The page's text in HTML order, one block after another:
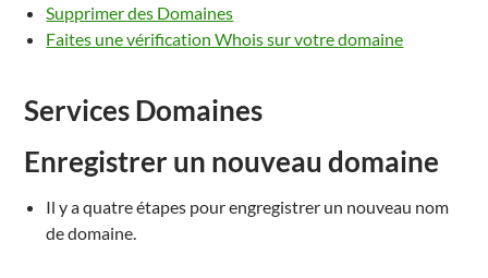
Supprimer des Domaines
Faites une vérification Whois sur votre domaine
Services Domaines
Enregistrer un nouveau domaine
Il y a quatreétapes pourengregistrer un nouveau nom
de domaine